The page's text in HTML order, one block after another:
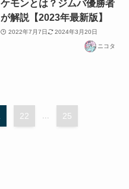
ケモンとは？ジムバ優勝者
が解説【2023年最新版】
2022年7月7日 2024年3月20日
ニコタ
22 25